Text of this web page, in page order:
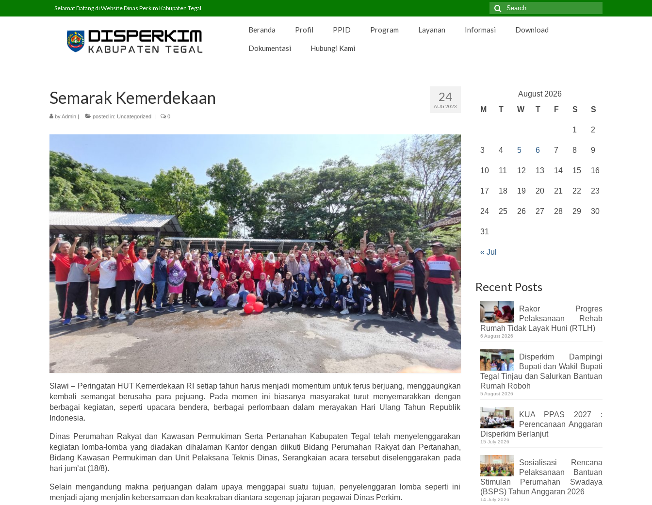
Selamat Datang di Website Dinas Perkim Kabupaten Tegal
Search
for:
Beranda Profil PPID Program Layanan Informasi Download
Dokumentasi Hubungi Kami
24
AUG 2023
Semarak Kemerdekaan
byAdmin | posted in: Uncategorized | 0
Slawi – Peringatan HUT Kemerdekaan RI setiap tahun harus menjadi momentum untuk terus berjuang, menggaungkan
kembali semangat berusaha para pejuang. Pada momen ini biasanya masyarakat turut menyemarakkan dengan
berbagai kegiatan, seperti upacara bendera, berbagai perlombaan dalam merayakan Hari Ulang Tahun Republik
Indonesia.
Dinas Perumahan Rakyat dan Kawasan Permukiman Serta Pertanahan Kabupaten Tegal telah menyelenggarakan
kegiatan lomba-lomba yang diadakan dihalaman Kantor dengan diikuti Bidang Perumahan Rakyat dan Pertanahan,
Bidang Kawasan Permukiman dan Unit Pelaksana Teknis Dinas, Serangkaian acara tersebut diselenggarakan pada
hari jum’at (18/8).
Selain mengandung makna perjuangan dalam upaya menggapai suatu tujuan, penyelenggaran lomba seperti ini
menjadi ajang menjalin kebersamaan dan keakraban diantara segenap jajaran pegawai Dinas Perkim.
August 2026
M
T W T F S S
« Jul
1 2
3 4 5 6 7 8 9
10 11 12 13 14 15 16
17 18 19 20 21 22 23
24 25 26 27 28 29 30
31
Recent Posts
Rakor Progres
Pelaksanaan Rehab
Rumah Tidak Layak Huni (RTLH)
6 August 2026
Disperkim Dampingi
Bupati dan Wakil Bupati
Tegal Tinjau dan Salurkan Bantuan
Rumah Roboh
5 August 2026
KUA PPAS 2027 :
Perencanaan Anggaran
Disperkim Berlanjut
15 July 2026
Sosialisasi Rencana
Pelaksanaan Bantuan
Stimulan Perumahan Swadaya
(BSPS) Tahun Anggaran 2026
14 July 2026